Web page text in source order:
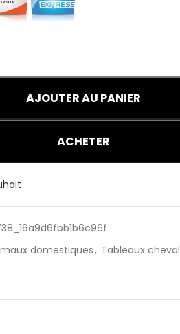
AJOUTER AU PANIER
ACHETER
domestiques, Tableaux cheval